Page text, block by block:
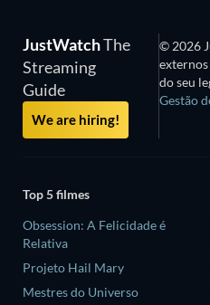
JustWatchThe
Streaming
Guide
We are hiring!
© 2026
do seu
Gestão
Top 5 filmes
Obsession: A Felicidade é
Relativa
Projeto Hail Mary
Mestres do Universo